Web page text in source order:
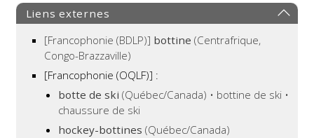
Liens externes
[Francophonie (BDLP)] bottine (Centrafrique,
Congo-Brazzaville)
[Francophonie (OQLF)] :
botte de ski (Québec/Canada) • bottine de ski •
chaussure de ski
hockey-bottines (Québec/Canada)